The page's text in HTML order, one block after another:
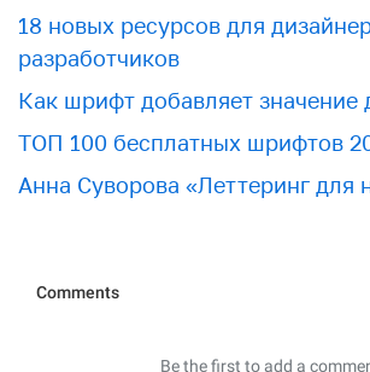
18 новых ресурсов для
разработчиков
Как шрифт добавляет значение
ТОП 100 бесплатных шрифтов
Анна Суворова «Леттеринг для